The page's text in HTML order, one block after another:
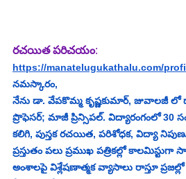
రచయిత పరిచయం:
https://manatelugukathalu.com/
నమస్కారం,
నేను డా. వేపకొమ్మ కృష్ణకుమార్, జువాలజీ లో
ప్రొఫెసర్; మాజీ ప్రిన్సిపల్. విద్యారంగంలో 30
కలిగి, పుస్తక రచయిత, పరిశోధక, విద్యా
ప్రస్తుతం పలు ప్రముఖ పత్రికల్లో
అంశాలపై విశ్లేషణాత్మక వ్యాసాలు రాస్తూ ప్రజల్లో